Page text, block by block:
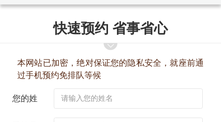
快速预约 省事省心
本网站已加密，绝对保证您的隐私安全，就座前通
过手机预约免排队等候
您的姓